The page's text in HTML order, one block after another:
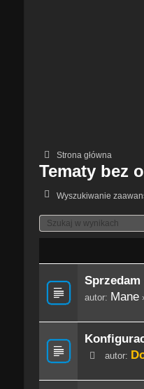
Strona główna
Tematy bez
Wyszukiwanie
Sprzedam
autor: Mane
autor: